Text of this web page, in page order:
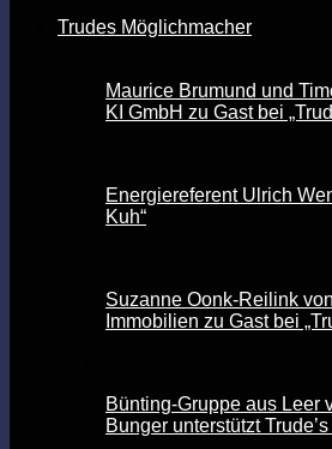
Trudes Möglichmacher
Maurice Brumund und
KI GmbH zu Gast bei
Energiereferent Ulrich
Kuh“
Suzanne Oonk-Reilink
Immobilien zu Gast bei
Bünting-Gruppe aus Leer
Bunger unterstützt